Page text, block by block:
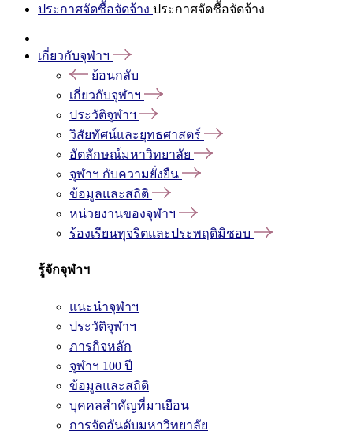
ประกาศจัดซื้อจัดจ้าง ประกาศจัดซื้อจัดจ้าง
เกี่ยวกับจุฬาฯ
ย้อนกลับ
เกี่ยวกับจุฬาฯ
ประวัติจุฬาฯ
วิสัยทัศน์และยุทธศาสตร์
อัตลักษณ์มหาวิทยาลัย
จุฬาฯ กับความยั่งยืน
ข้อมูลและสถิติ
หน่วยงานของจุฬาฯ
ร้องเรียนทุจริตและประพฤติมิชอบ
รู้จักจุฬาฯ
แนะนำจุฬาฯ
ประวัติจุฬาฯ
ภารกิจหลัก
จุฬาฯ 100 ปี
ข้อมูลและสถิติ
บุคคลสำคัญที่มาเยือน
การจัดอันดับมหาวิทยาลัย